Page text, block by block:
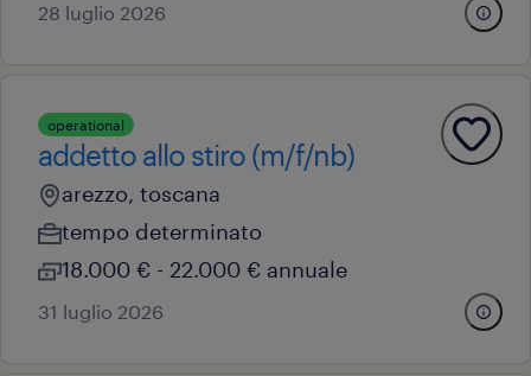
28 luglio 2026
operational
addetto allo stiro (m/f/nb)
arezzo, toscana
tempo determinato
18.000 € - 22.000 € annuale
31 luglio 2026